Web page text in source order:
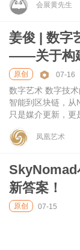
会展黄先生
姜俊 | 数字
——关于构
凤凰艺术
原创 07-16
数字艺术 数字技术的发展正在重新塑造艺术的生产逻辑。从人工
智能到区块链，从
只是媒介更新，
术既有的制度边界
k）共同策划的展
rt: Between
聚十位来自中国与
凤凰艺术
SkyNomad
新答案！
原创 07-15